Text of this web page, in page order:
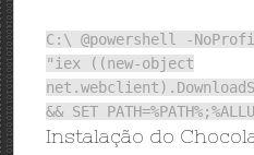
C:\ @powershell -
"iex ((new-object
&& SET
Instalação do